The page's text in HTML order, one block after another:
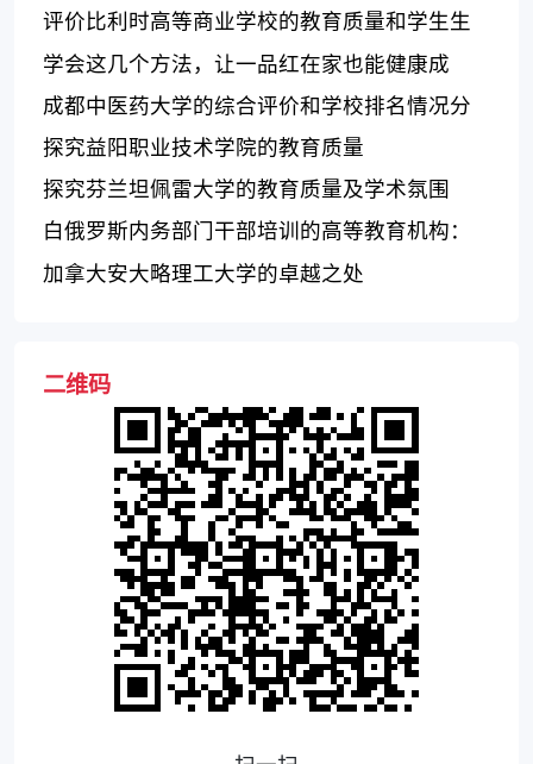
评价比利时高等商业学校的教育质量和学生生
活
学会这几个方法，让一品红在家也能健康成
长！
成都中医药大学的综合评价和学校排名情况分
析
探究益阳职业技术学院的教育质量
探究芬兰坦佩雷大学的教育质量及学术氛围
白俄罗斯内务部门干部培训的高等教育机构：
内务部学院
加拿大安大略理工大学的卓越之处
二维码